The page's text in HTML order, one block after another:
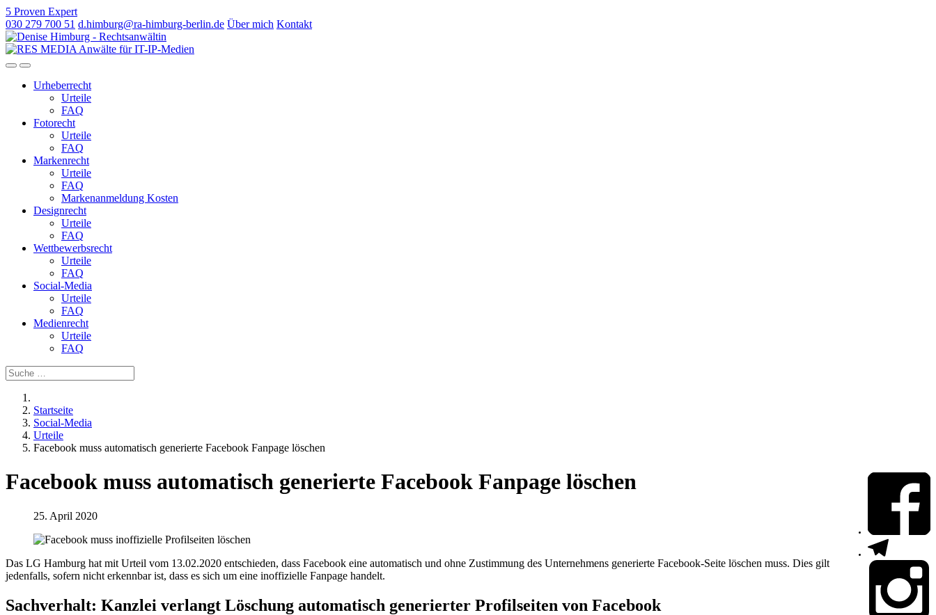
5 Proven Expert
030 279 700 51 d.himburg@ra-himburg-berlin.de Über mich Kontakt
Urheberrecht
Urteile
FAQ
Fotorecht
Urteile
FAQ
Markenrecht
Urteile
FAQ
Markenanmeldung Kosten
Designrecht
Urteile
FAQ
Wettbewerbsrecht
Urteile
FAQ
Social-Media
Urteile
FAQ
Medienrecht
Urteile
FAQ
Startseite
Social-Media
Urteile
Facebook muss automatisch generierte Facebook Fanpage löschen
Facebook muss automatisch generierte Facebook Fanpage löschen
25. April 2020
Das LG Hamburg hat mit Urteil vom 13.02.2020 entschieden, dass Facebook eine automatisch und ohne Zustimmung des Unternehmens generierte Facebook-Seite löschen muss. Dies gilt
jedenfalls, sofern nicht erkennbar ist, dass es sich um eine inoffizielle Fanpage handelt.
Sachverhalt: Kanzlei verlangt Löschung automatisch generierter Profilseiten von Facebook